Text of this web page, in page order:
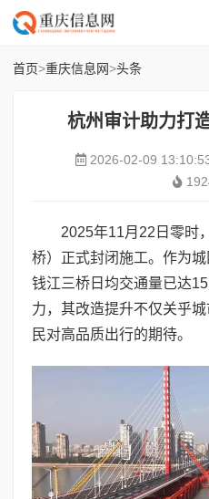
首页>重庆信息网>头条
杭州审计助力打
2026-02-09
2025年11月22日零时
桥）正式封闭施工。作为城
钱江三桥日均交通量已达
力，其改造提升不仅关乎
民对高品质出行的期待。